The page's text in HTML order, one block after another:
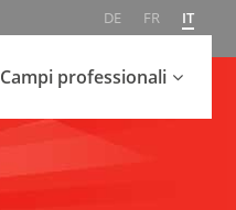
DE FR IT
Campi professionali